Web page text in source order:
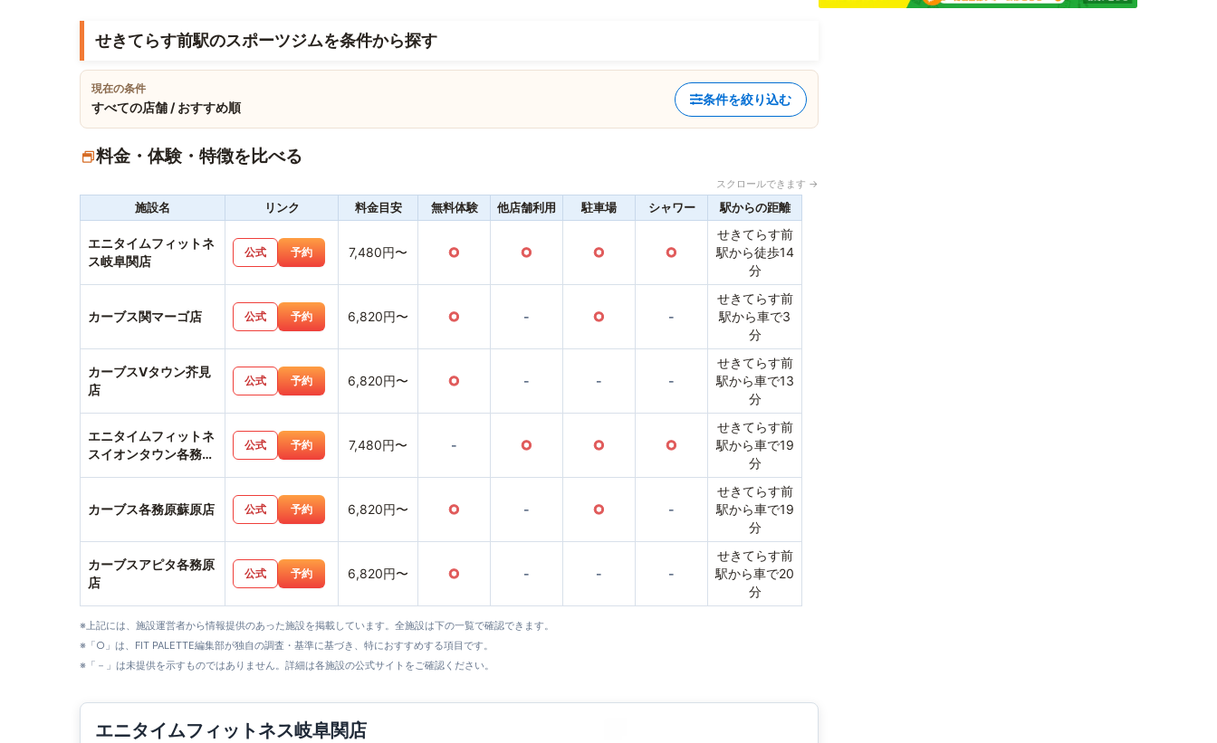
せきてらす前駅のスポーツジムを条件から探す
現在の条件
すべての店舗 / おすすめ順
条件を絞り込む
料金・体験・特徴を比べる
スクロールできます →
施設名 リンク 料金目安 無料体験 他店舗利用 駐車場 シャワー 駅からの距離
エニタイムフィットネ
ス岐阜関店
公式 予約 7,480円〜 ○ ○ ○ ○
せきてらす前
駅から徒歩14
分
カーブス関マーゴ店 公式 予約 6,820円〜 ○ - ○ -
せきてらす前
駅から車で3
分
カーブスVタウン芥見
店
公式 予約 6,820円〜 ○ - - -
せきてらす前
駅から車で13
分
エニタイムフィットネ
スイオンタウン各務原
公式 予約 7,480円〜 - ○ ○ ○
せきてらす前
駅から車で19
分
カーブス各務原蘇原店 公式 予約 6,820円〜 ○ - ○ -
せきてらす前
駅から車で19
分
カーブスアピタ各務原
店
公式 予約 6,820円〜 ○ - - -
せきてらす前
駅から車で20
分
※上記には、施設運営者から情報提供のあった施設を掲載しています。全施設は下の一覧で確認できます。
※「○」は、FIT PALETTE編集部が独自の調査・基準に基づき、特におすすめする項目です。
※「－」は未提供を示すものではありません。詳細は各施設の公式サイトをご確認ください。
エニタイムフィットネス岐阜関店